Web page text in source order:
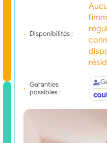
Disponibilités :
Garanties
possibles :